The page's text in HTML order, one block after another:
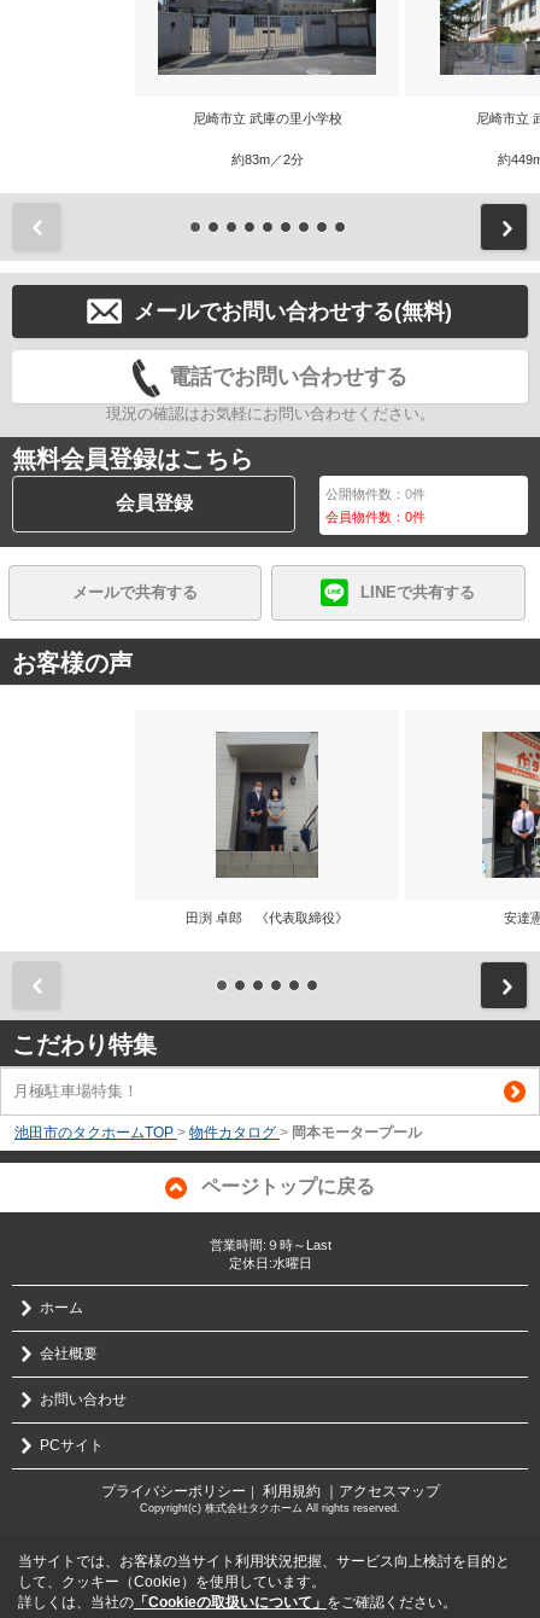
尼崎市立 武庫の里小学校
約83m／2分
尼崎市立
約
メールでお問い合わせする(無料)
電話でお問い合わせする
現況の確認はお気軽にお問い合わせください。
無料会員登録はこちら
会員登録 公開物件数：0件
会員物件数：0件
メールで共有する LINEで共有する
お客様の声
田渕 卓郎 《代表取締役》 安達
こだわり特集
月極駐車場特集！
池田市のタクホームTOP > 物件カタログ > 岡本モータープール
ページトップに戻る
営業時間:９時～Last
定休日:水曜日
ホーム
会社概要
お問い合わせ
PCサイト
プライバシーポリシー 利用規約 ｜アクセスマップ
Copyright(c) 株式会社タクホーム All rights reserved.
当サイトでは、お客様の当サイト利用状況把握、サービス向上検討を目的と
して、クッキー（Cookie）を使用しています。
詳しくは、当社の 「Cookieの取扱いについて」 をご確認ください。